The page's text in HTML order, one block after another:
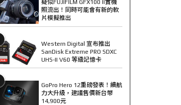
疑似FUJIFILM GFX100 II實機
照流出！同時可能會有新的軟
片模擬推出
Western Digital 宣布推出
SanDisk Extreme PRO SDXC
UHS-II V60 等級記憶卡
GoPro Hero 12重磅發表！續航
力大升級，建議售價新台幣
14,900元